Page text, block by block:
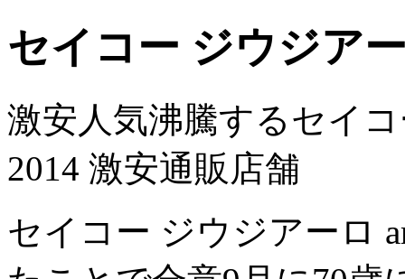
セイコー ジウジア
激安人気沸騰するセイコ
2014 激安通販店舗
セイコー ジウジアーロ